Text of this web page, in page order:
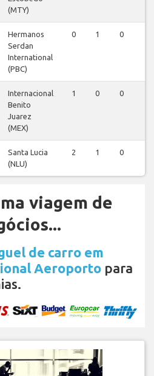
(MTY)
Hermanos
Serdan
International
(PBC)
0 1 0
Internacional
Benito
Juarez
(MEX)
1 0 0
Santa Lucia
(NLU)
2 1 0
viagem de
de carro em
Aeroporto para